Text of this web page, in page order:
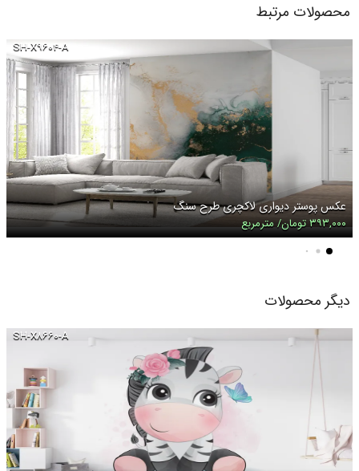
محصولات مرتبط
SH-X۹۶۰۴-A
عکس پوستر دیواری لاکچری طرح سنگ
۳۹۳,۰۰۰ تومان/ مترمربع
دیگر محصولات
SH-X۸۶۶۰-A